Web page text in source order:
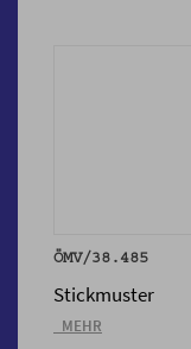
ÖMV/38.485
Stickmuster
_MEHR